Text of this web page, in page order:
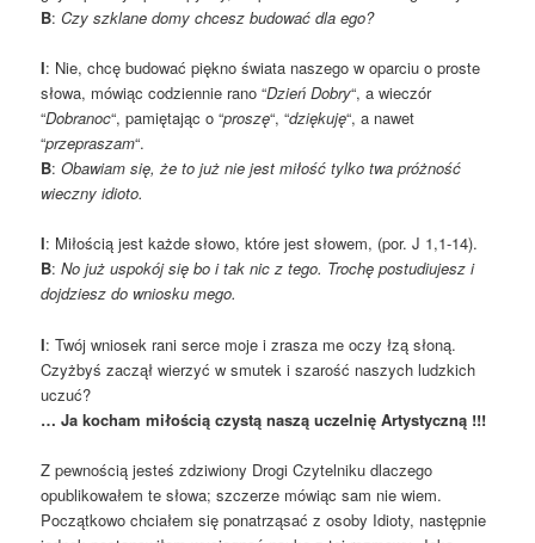
B:Czy szklane domy chcesz budować dla ego?
I: Nie, chcę budować piękno świata naszego w oparciu o proste
słowa, mówiąc codziennie rano “Dzień Dobry“, a wieczór
“Dobranoc“, pamiętając o “proszę“, “dziękuję“, a nawet
“przepraszam“.
B:Obawiam się, że to już nie jest miłość tylko twa próżność
wieczny idioto.
I: Miłością jest każde słowo, które jest słowem, (por. J 1,1-14).
B:No już uspokój się bo i tak nic z tego. Trochę postudiujesz i
dojdziesz do wniosku mego.
I: Twój wniosek rani serce moje i zrasza me oczy łzą słoną.
Czyżbyś zaczął wierzyć w smutek i szarość naszych ludzkich
uczuć?
… Ja kocham miłością czystą naszą uczelnię Artystyczną !!!
Z pewnością jesteś zdziwiony Drogi Czytelniku dlaczego
opublikowałem te słowa; szczerze mówiąc sam nie wiem.
Początkowo chciałem się ponatrząsać z osoby Idioty, następnie